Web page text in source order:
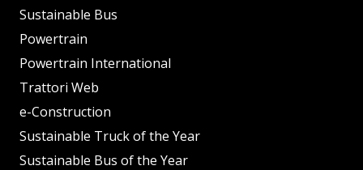
Sustainable Bus
Powertrain
Powertrain International
Trattori Web
e-Construction
Sustainable Truck of the Year
Sustainable Bus of the Year